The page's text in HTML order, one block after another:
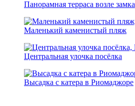
Панорамная терраса возле замка
Маленький каменистый пляж
Центральная улочка посёлка
Высадка с катера в Риомаджоре